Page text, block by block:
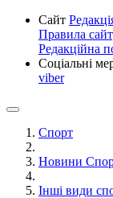
Сайт
Правила
Редакційна
Соціальні
viber
Спорт
Новини
Інші види